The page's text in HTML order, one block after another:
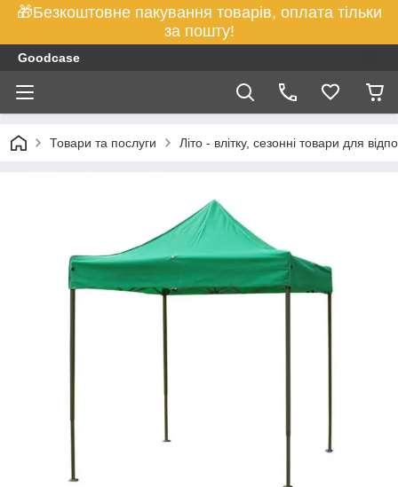
🎁Безкоштовне пакування товарів, оплата тільки
за пошту!
Goodcase
Товари та послуги Літо - влітку, сезонні товари для